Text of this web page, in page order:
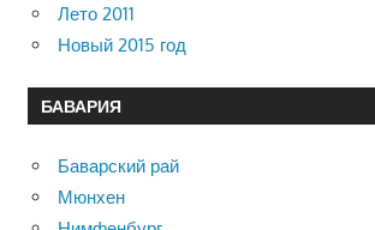
Лето 2011
Новый 2015 год
БАВАРИЯ
Баварский рай
Мюнхен